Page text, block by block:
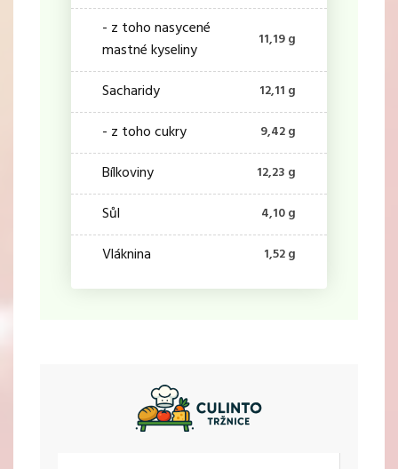
- z toho nasycené
mastné kyseliny
11,19 g
Sacharidy 12,11 g
- z toho cukry 9,42 g
Bílkoviny 12,23 g
Sůl 4,10 g
Vláknina 1,52 g